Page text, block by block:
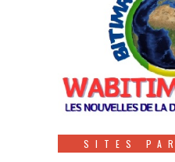
SITES